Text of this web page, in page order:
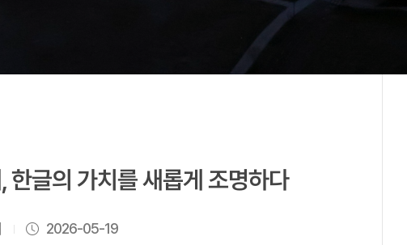
글의 가치를 새롭게 조명하다
2026-05-19